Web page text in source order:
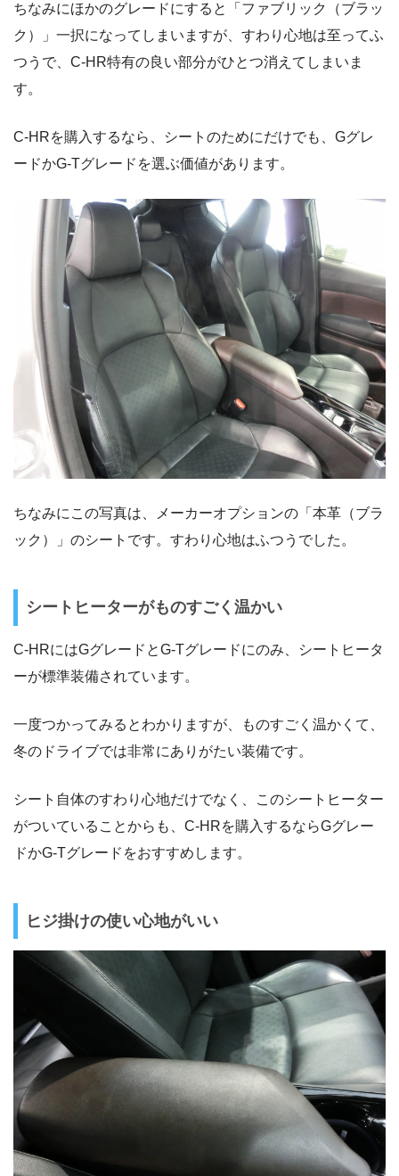
ちなみにほかのグレードにすると「ファブリック（ブラッ
ク）」一択になってしまいますが、すわり心地は至ってふ
つうで、C-HR特有の良い部分がひとつ消えてしまいま
す。
C-HRを購入するなら、シートのためにだけでも、Gグレ
ードかG-Tグレードを選ぶ価値があります。
ちなみにこの写真は、メーカーオプションの「本革（ブラ
ック）」のシートです。すわり心地はふつうでした。
シートヒーターがものすごく温かい
C-HRにはGグレードとG-Tグレードにのみ、シートヒータ
ーが標準装備されています。
一度つかってみるとわかりますが、ものすごく温かくて、
冬のドライブでは非常にありがたい装備です。
シート自体のすわり心地だけでなく、このシートヒーター
がついていることからも、C-HRを購入するならGグレー
ドかG-Tグレードをおすすめします。
ヒジ掛けの使い心地がいい